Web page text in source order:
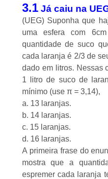
3.1Já caiu na
(UEG) Suponha que
uma esfera com
quantidade de suco
cada laranja é 2/3 de
dado em litros. Nessas
1 litro de suco de
mínimo (use π = 3,14),
a. 13 laranjas.
b. 14 laranjas.
c. 15 laranjas.
d. 16 laranjas.
A primeira frase do
mostra que a
espremer cada laranja